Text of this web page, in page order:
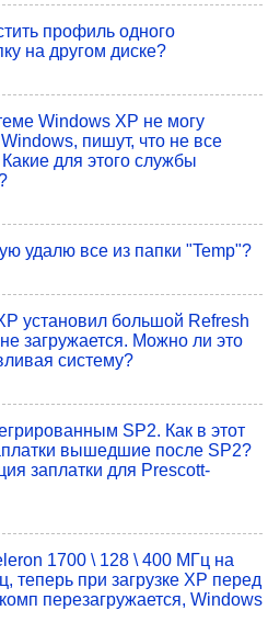
профиль одного
на другом диске?
Windows XP не могу
пишут, что не все
для этого службы
удалю все из папки "Temp"?
установил большой Refresh
загружается. Можно ли это
систему?
SP2. Как в этот
вышедшие после SP2?
заплатки для Prescott-
1700 \ 128 \ 400 МГц на
теперь при загрузке ХР перед
перезагружается, Windows